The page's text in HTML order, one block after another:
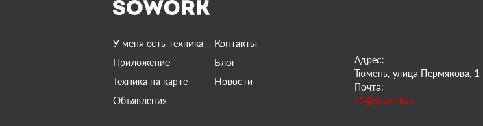
У меня есть техника
Контакты
Приложение
Блог
Техника на карте
Новости
Объявления
Адрес:
Тюмень, улица Пермякова, 1
Почта:
72@sowork.ru